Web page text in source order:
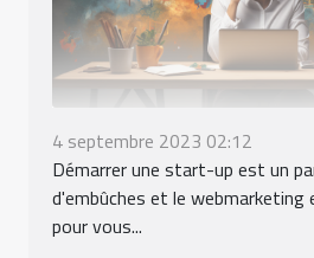
4 septembre 2023 02:12
Démarrer une start-up est un
d'embûches et le webmarketing
pour vous...